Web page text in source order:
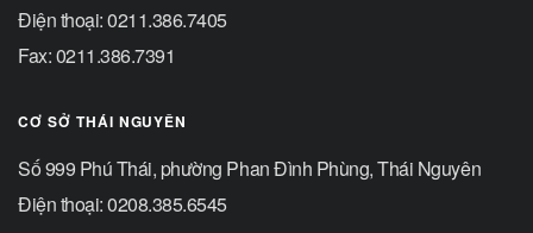
Điện thoại: 0211.386.7405
Fax: 0211.386.7391
CƠ SỞ THÁI NGUYÊN
Số 999 Phú Thái, phường Phan Đình Phùng, Thái Nguyên
Điện thoại: 0208.385.6545